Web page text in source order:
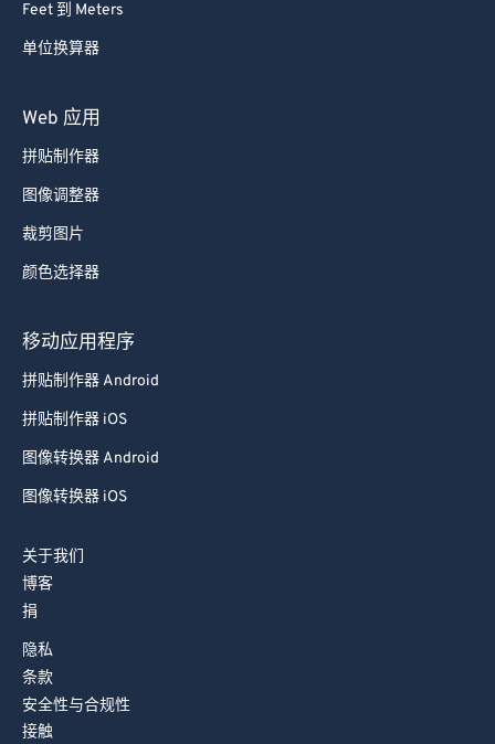
Feet 到 Meters
单位换算器
Web 应用
拼贴制作器
图像调整器
裁剪图片
颜色选择器
移动应用程序
拼贴制作器 Android
拼贴制作器 iOS
图像转换器 Android
图像转换器 iOS
关于我们
博客
捐
隐私
条款
安全性与合规性
接触